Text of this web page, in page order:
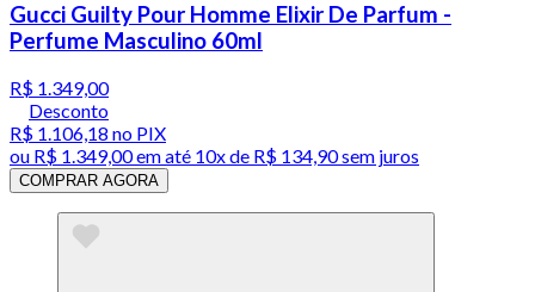
Gucci Guilty Pour Homme Elixir De Parfum -
Perfume Masculino 60ml
R$ 1.349,00
Desconto
R$ 1.106,18 no PIX
ou R$ 1.349,00em até 10x de R$ 134,90 sem juros
COMPRAR AGORA